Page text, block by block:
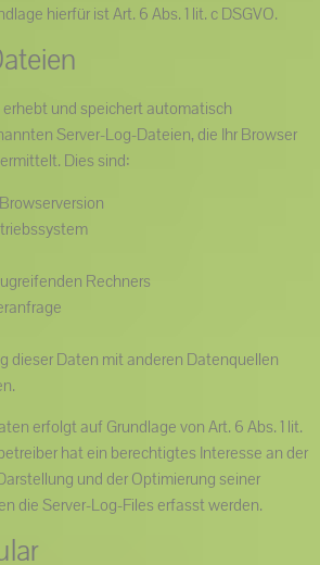
hierfür ist Art. 6 Abs. 1 lit. c DSGVO.
erhebt und speichert automatisch
Server-Log-Dateien, die Ihr Browser
Dies sind:
Rechners
dieser Daten mit anderen Datenquellen
erfolgt auf Grundlage von Art. 6 Abs. 1 lit.
hat ein berechtigtes Interesse an der
und der Optimierung seiner
die Server-Log-Files erfasst werden.